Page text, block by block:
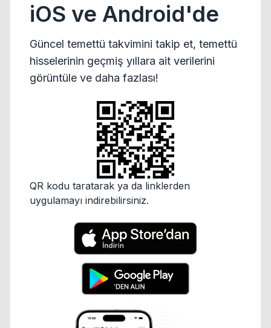
iOS ve Android'de
Güncel temettü takvimini takip et, temettü
hisselerinin geçmiş yıllara ait verilerini
görüntüle ve daha fazlası!
QR kodu taratarak ya da linklerden
uygulamayı indirebilirsiniz.